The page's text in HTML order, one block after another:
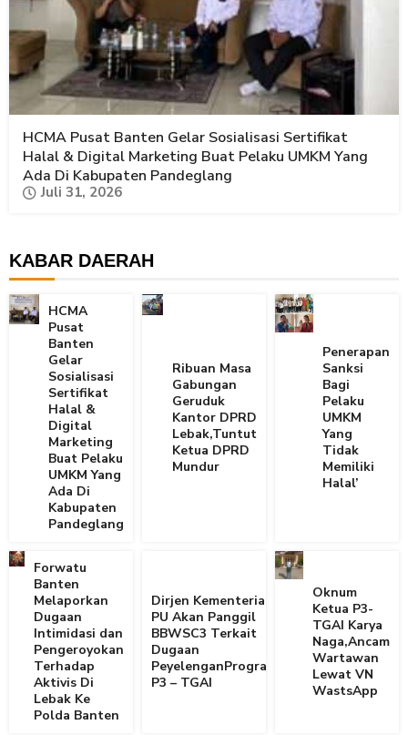
HCMA Pusat Banten Gelar Sosialisasi Sertifikat
Halal & Digital Marketing Buat Pelaku UMKM Yang
Ada Di Kabupaten Pandeglang
Juli 31, 2026
KABAR DAERAH
HCMA
Pusat
Banten
Gelar
Sosialisasi
Sertifikat
Halal &
Digital
Marketing
Buat Pelaku
UMKM Yang
Ada Di
Kabupaten
Pandeglang
Ribuan Masa
Gabungan
Geruduk
Kantor DPRD
Lebak,Tuntut
Ketua DPRD
Mundur
Penerapan
Sanksi
Bagi
Pelaku
UMKM
Yang
Tidak
Memiliki
Halal’
Forwatu
Banten
Melaporkan
Dugaan
Intimidasi dan
Pengeroyokan
Terhadap
Aktivis Di
Lebak Ke
Polda Banten
Dirjen Kementerian
PU Akan Panggil
BBWSC3 Terkait
Dugaan
PeyelenganProgram
P3 – TGAI
Oknum
Ketua P3-
TGAI Karya
Naga,Ancam
Wartawan
Lewat VN
WastsApp